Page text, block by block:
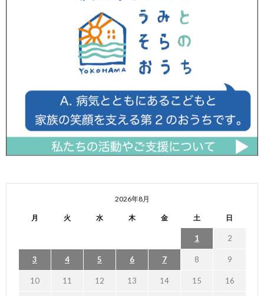
2026年8月
月 火 水 木 金 土 日
1 2
3 4 5 6 7 8 9
10 11 12 13 14 15 16